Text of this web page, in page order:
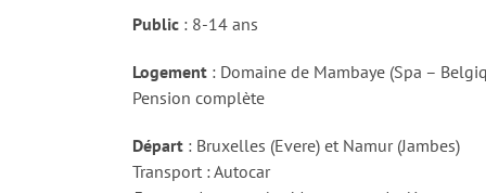
Public : 8-14 ans
Logement : Domaine de Mambaye (Spa –
Pension complète
Départ : Bruxelles (Evere) et Namur (Jambes)
Transport : Autocar